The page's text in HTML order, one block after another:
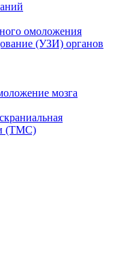
омоложения
(УЗИ) органов
мозга
(ТМС)